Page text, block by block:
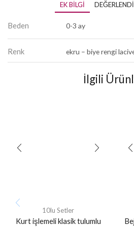
EK BILGI
Beden 0-3 ay
Renk ekru – biye rengi
İlgili
10lu Setler
Kurt işlemeli klasik tulumlu